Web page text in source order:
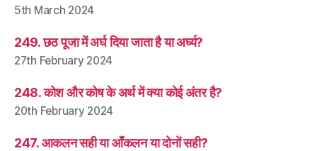
5th March 2024
249. छठ पूजा में अर्घ दिया जाता है या अर्घ्य?
27th February 2024
248. कोश और कोष के अर्थ में क्या कोई अंतर है?
20th February 2024
247. आकलन सही या आँकलन या दोनों सही?